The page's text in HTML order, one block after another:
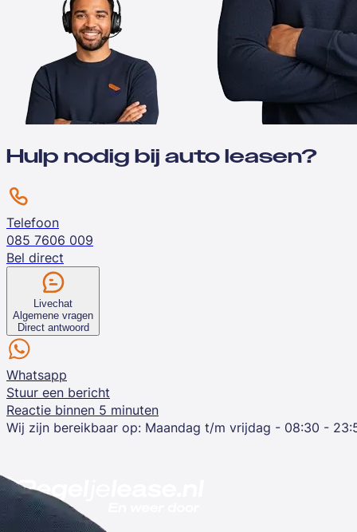
Hulp nodig bij auto leasen?
Telefoon
085 7606 009
Bel direct
Livechat
Algemene vragen
Direct antwoord
Whatsapp
Stuur een bericht
Reactie binnen 5 minuten
Wij zijn bereikbaar op: Maandag t/m vrijdag - 08:30 -